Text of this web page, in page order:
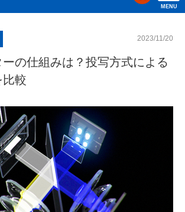
MENU
2023/11/20
の仕組みは？投写方式による
較